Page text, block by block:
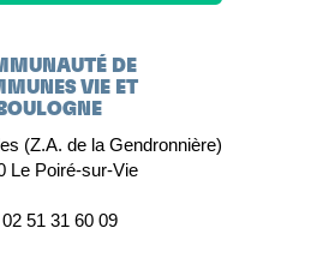
DE
VIE ET
BOULOGNE
(Z.A. de la Gendronnière)
Le Poiré-sur-Vie
02 51 31 60 09